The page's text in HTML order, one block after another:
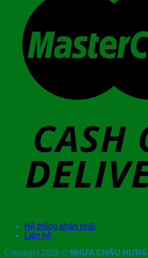
Hệ thống phân phối
Liên hệ
Copyright 2026 © NHỰA CHÂU HƯNG